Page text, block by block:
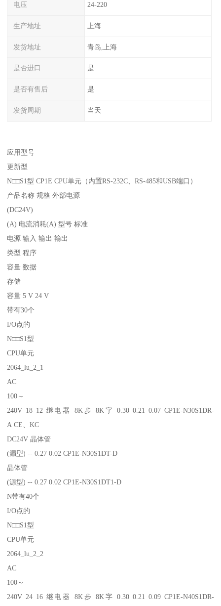
电压 24-220
生产地址 上海
发货地址 青岛,上海
是否进口 是
是否有售后 是
发货周期 当天
应用型号
更新型
N□□S1型 CP1E CPU单元（内置RS-232C、RS-485和USB端口）
产品名称 规格 外部电源
(DC24V)
(A) 电流消耗(A) 型号 标准
电源 输入 输出 输出
类型 程序
容量 数据
存储
容量 5 V 24 V
带有30个
I/O点的
N□□S1型
CPU单元
2064_lu_2_1
AC
100～
240V 18 12 继电器 8K步 8K字 0.30 0.21 0.07 CP1E-N30S1DR-
A CE、KC
DC24V 晶体管
(漏型) -- 0.27 0.02 CP1E-N30S1DT-D
晶体管
(源型) -- 0.27 0.02 CP1E-N30S1DT1-D
N带有40个
I/O点的
N□□S1型
CPU单元
2064_lu_2_2
AC
100～
240V 24 16 继电器 8K步 8K字 0.30 0.21 0.09 CP1E-N40S1DR-